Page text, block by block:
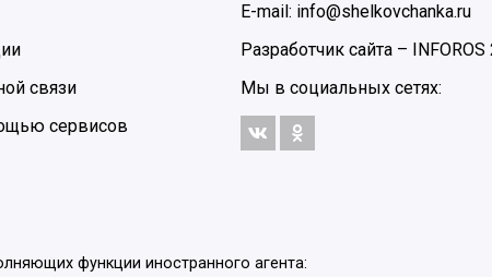
связи
сервисов
E-mail: info@shelkovchanka.ru
Разработчик сайта –
INFOROS
Мы в социальных сетях:
функции иностранного агента: